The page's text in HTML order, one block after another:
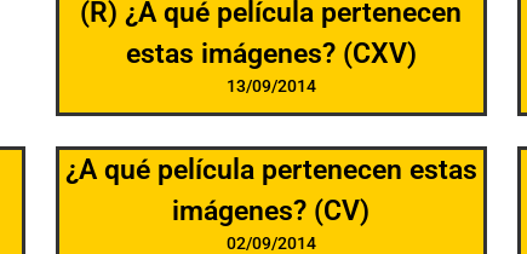
(R) ¿A qué película pertenecen
estas imágenes? (CXV)
13/09/2014
¿A qué película pertenecen estas
imágenes? (CV)
02/09/2014